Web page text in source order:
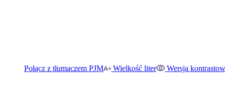
Połącz z tłumaczem PJM Wielkość liter Wersja